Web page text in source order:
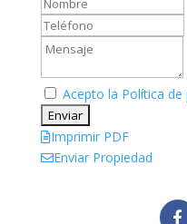
Acepto la Política de
Imprimir PDF
Enviar Propiedad